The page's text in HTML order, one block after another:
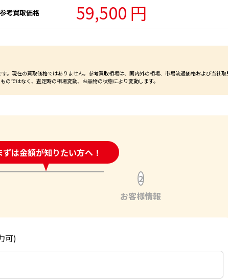
参考買取価格 59,500 円
現在の買取価格ではありません。参考買取相場は、国内外の相場、市場流通価格および当社取
ではなく、査定時の相場変動、お品物の状態により変動します。
ずは金額が知りたい方へ！
受付中!問い合わせフォーム
2
お客様情報
可)